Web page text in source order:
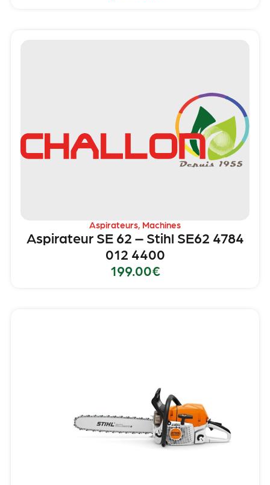
Aspirateurs, Machines
Aspirateur SE 62 – Stihl SE62 4784
012 4400
199.00€